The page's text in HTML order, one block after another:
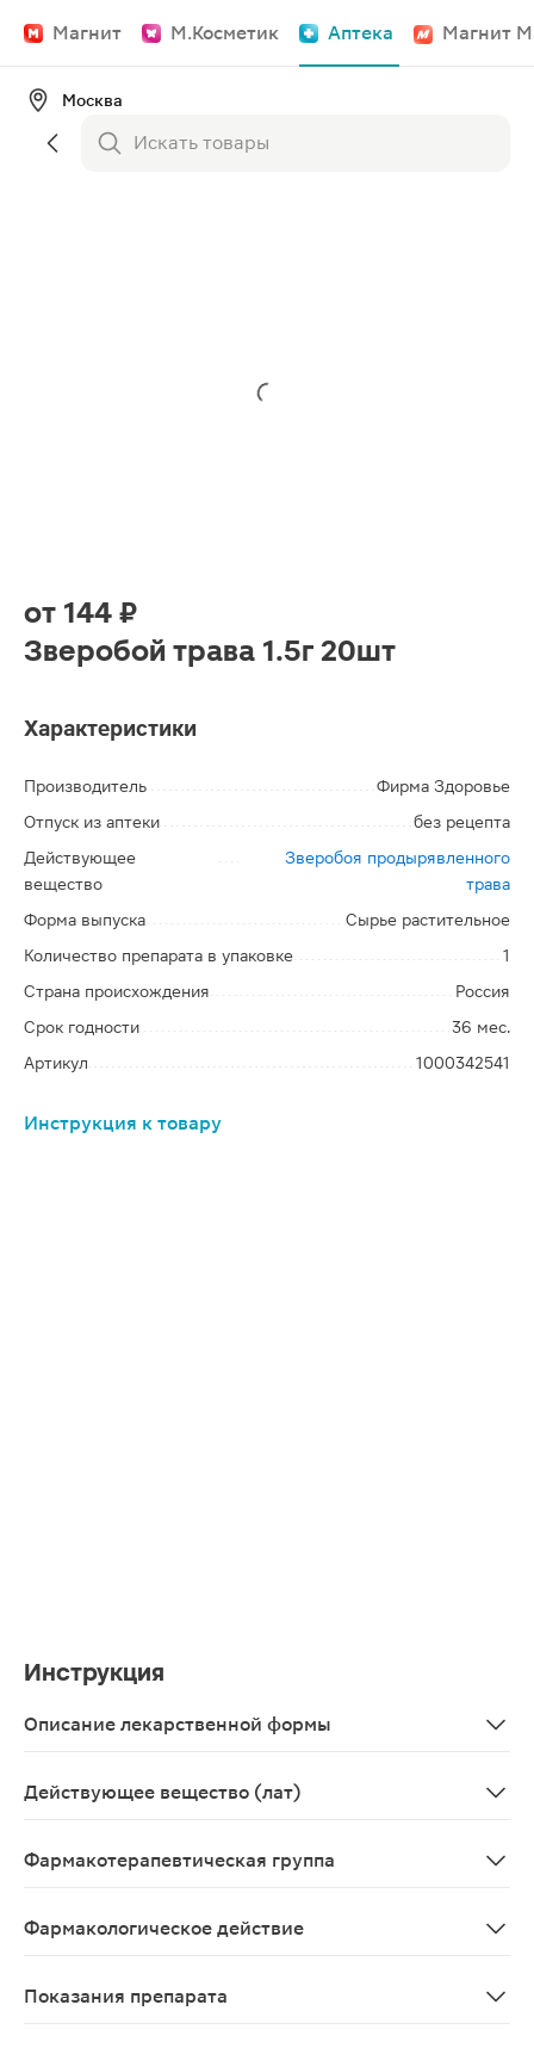
Магнит М.Косметик Аптека Магнит
Москва
от 144 ₽
Зверобой трава 1.5г 20шт
Характеристики
Производитель
Фирма Здоровье
Отпуск из аптеки
без рецепта
Действующее
вещество
Зверобоя продырявленного
трава
Форма выпуска
Сырье растительное
Количество препарата в упаковке
1
Страна происхождения
Россия
Срок годности
36 мес.
Артикул
1000342541
Инструкция к товару
Инструкция
Описание лекарственной формы
Действующее вещество (лат)
Фармакотерапевтическая группа
Фармакологическое действие
Показания препарата